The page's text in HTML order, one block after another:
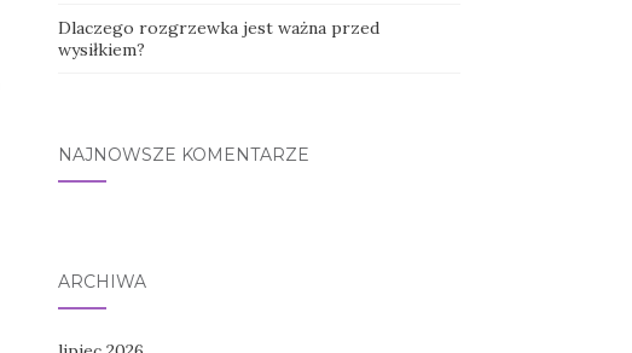
Dlaczego rozgrzewka jest ważna przed
wysiłkiem?
NAJNOWSZE KOMENTARZE
ARCHIWA